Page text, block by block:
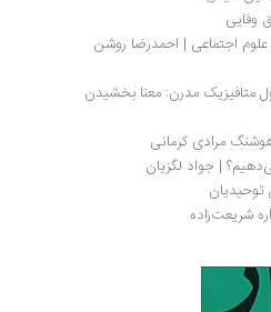
| احمدرضا روشن
نشست نقد و بررسی سیر تحول متافیزیک مدرن: معنا بخشیدن
کرمانی
جواد لگزیان